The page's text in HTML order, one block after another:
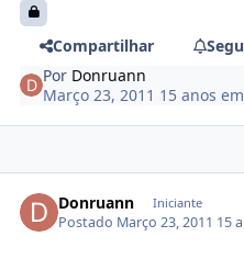
Compartilhar
Por Donruann
Março 23, 2011 15 anos em
Donruann Iniciante
Postado Março 23, 2011 15